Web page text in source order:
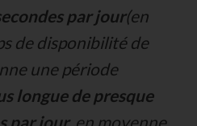
par jour(en
de disponibilité de
une période
longue de presque
par jour, en moyenne.